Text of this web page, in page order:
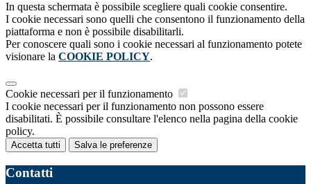
In questa schermata è possibile scegliere quali cookie consentire.
I cookie necessari sono quelli che consentono il funzionamento della
piattaforma e non è possibile disabilitarli.
Per conoscere quali sono i cookie necessari al funzionamento potete
visionare la COOKIE POLICY.
Cookie necessari per il funzionamento
I cookie necessari per il funzionamento non possono essere
disabilitati. È possibile consultare l'elenco nella pagina della cookie
policy.
Accetta tutti Salva le preferenze
Contatti